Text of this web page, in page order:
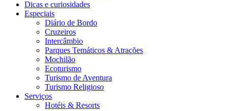
Dicas e curiosidades
Especiais
Diário de Bordo
Cruzeiros
Intercâmbio
Parques Temáticos & Atrações
Mochilão
Ecoturismo
Turismo de Aventura
Turismo Religioso
Serviços
Hotéis & Resorts